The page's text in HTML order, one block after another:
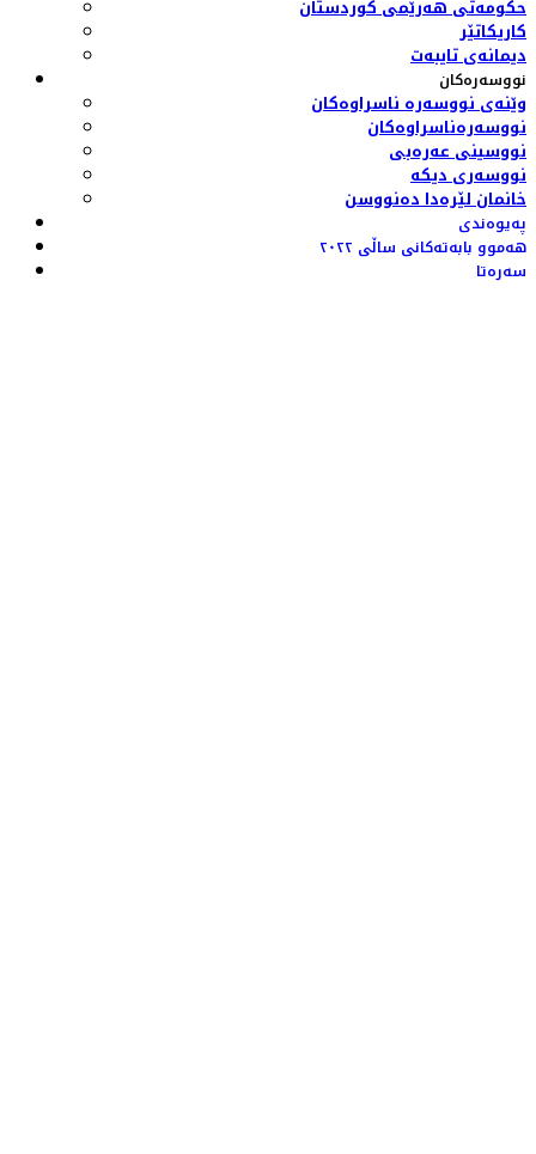
حکومەتی هەرێمی کوردستان
کاریکاتێر
دیمانەی تایبەت
نووسەرەکان
وێنەی نووسەرە ناسراوەکان
نووسەرەناسراوەکان
نووسینی عەرەبی
نووسەری دیکە
خانمان لێرەدا دەنووسن
پەیوەندی
هەموو بابەتەکانی ساڵی ٢٠٢٢
سەرەتا